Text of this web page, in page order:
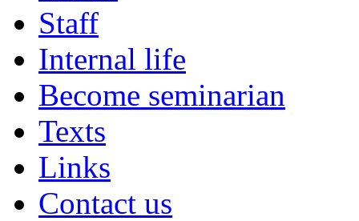
Staff
Internal life
Become seminarian
Texts
Links
Contact us